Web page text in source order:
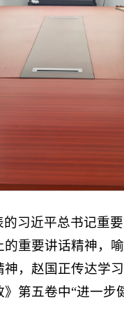
习近平总书记重
重要讲话精神，
，赵国正传达学
第五卷中“进一